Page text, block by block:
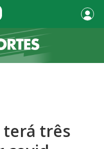
terá três